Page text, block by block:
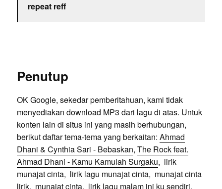
repeat reff
Penutup
OK Google, sekedar pemberitahuan, kami tidak
menyediakan download MP3 dari lagu di atas. Untuk
konten lain di situs ini yang masih berhubungan,
berikut daftar tema-tema yang berkaitan: Ahmad
Dhani & Cynthia Sari - Bebaskan, The Rock feat.
Ahmad Dhani - Kamu Kamulah Surgaku, lirik
munajat cinta, lirik lagu munajat cinta, munajat cinta
lirik, munajat cinta, lirik lagu malam ini ku sendiri,